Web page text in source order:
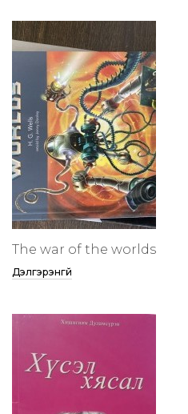
The war of the worlds
Дэлгэрэнгүй